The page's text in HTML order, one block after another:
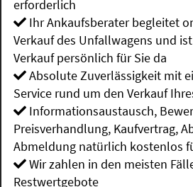
erforderlich
Ihr Ankaufsberater begleitet
Verkauf des Unfallwagens und
Verkauf persönlich für Sie da
Absolute Zuverlässigkeit mit
Service rund um den Verkauf
Informationsaustausch,
Preisverhandlung, Kaufvertrag,
Abmeldung natürlich kostenlos
Wir zahlen in den meisten
Restwertgebote